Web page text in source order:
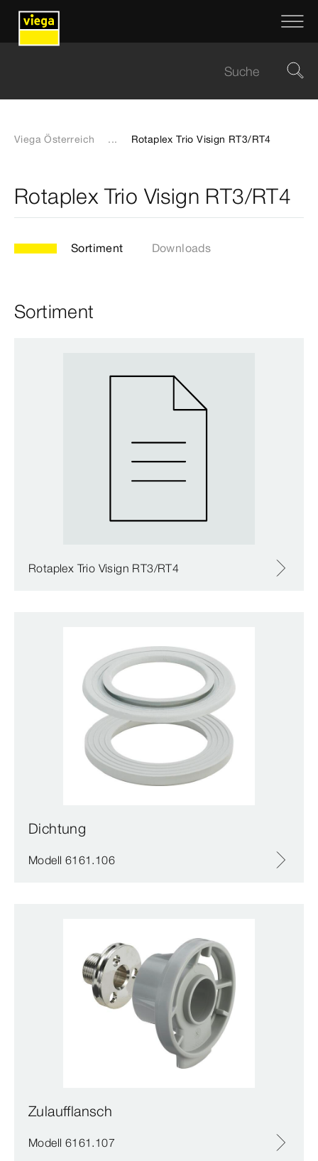
Viega Österreich ... Rotaplex Trio Visign RT3/RT4
Rotaplex Trio Visign RT3/RT4
Sortiment Downloads
Sortiment
Rotaplex Trio Visign RT3/RT4
Dichtung
Modell 6161.106
Zulaufflansch
Modell 6161.107